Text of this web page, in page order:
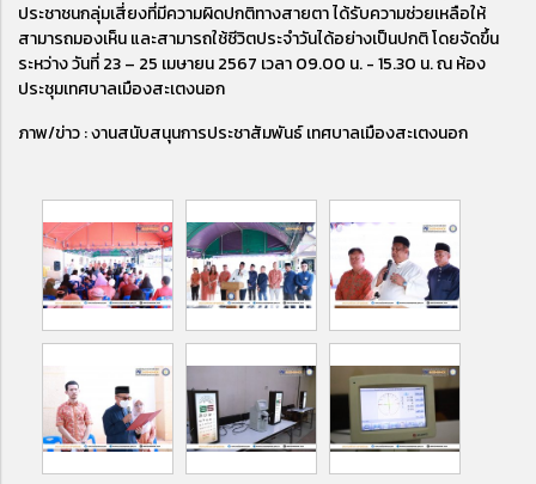
ประชาชนกลุ่มเสี่ยงที่มีความผิดปกติทางสายตา ได้รับความช่วยเหลือให้
สามารถมองเห็น และสามารถใช้ชีวิตประจำวันได้อย่างเป็นปกติ โดยจัดขึ้น
ระหว่าง วันที่ 23 – 25 เมษายน 2567 เวลา 09.00 น. - 15.30 น. ณ ห้อง
ประชุมเทศบาลเมืองสะเตงนอก
ภาพ/ข่าว : งานสนับสนุนการประชาสัมพันธ์ เทศบาลเมืองสะเตงนอก